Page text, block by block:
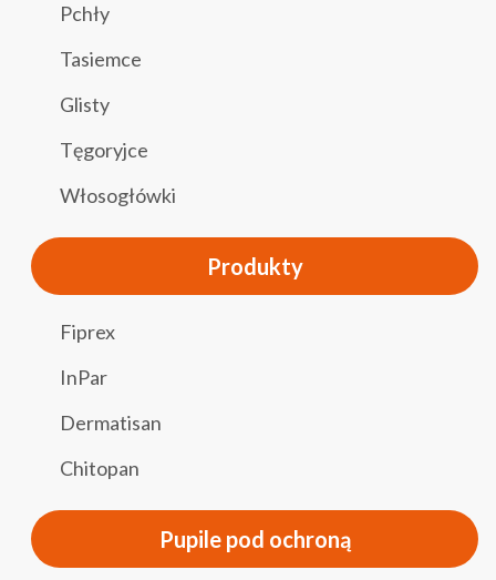
Pchły
Tasiemce
Glisty
Tęgoryjce
Włosogłówki
Produkty
Fiprex
InPar
Dermatisan
Chitopan
Pupile pod ochroną